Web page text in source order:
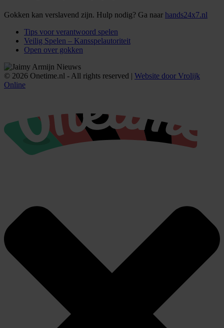
Gokken kan verslavend zijn. Hulp nodig? Ga naar hands24x7.nl
Tips voor verantwoord spelen
Veilig Spelen – Kansspelautoriteit
Open over gokken
© 2026 Onetime.nl - All rights reserved | Website door Vrolijk
Online